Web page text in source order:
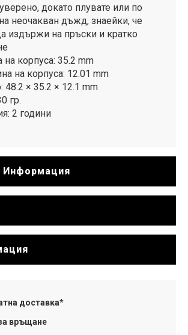
докато плувате или по
неочакван дъжд, знаейки, че
издържи на пръски и кратко
корпуса: 35.2 mm
на корпуса: 12.01 mm
48.2 × 35.2 × 12.1 mm
гр.
2 години
Информация
доставка*
връщане